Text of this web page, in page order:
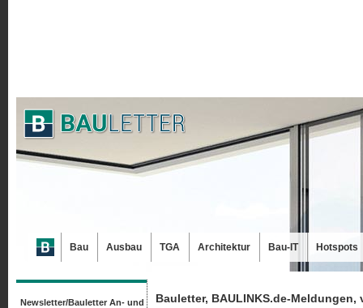
Bauletter, BAULINKS.de-Meldungen,
Newsletter/Bauletter An- und
Bau Ausbau TGA Architektur Bau-IT Hotspots